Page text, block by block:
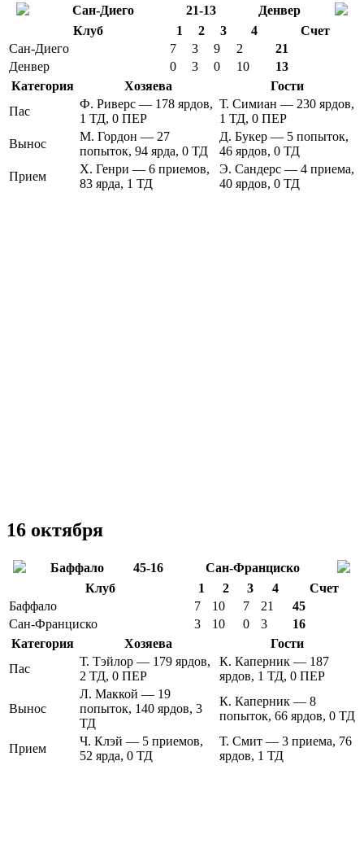
Сан-Диего 21-13
Денвер
Клуб
1 2 3 4
Счет
Сан-Диего
7 3 9 2
21
Денвер
0 3 0 10
13
Категория
Хозяева
Гости
Пас
Ф. Риверс — 178 ярдов,
1 ТД, 0 ПЕР
Т. Симиан — 230 ярдов,
1 ТД, 0 ПЕР
Вынос
М. Гордон — 27
попыток, 94 ярда, 0 ТД
Д. Букер — 5 попыток,
46 ярдов, 0 ТД
Прием
Х. Генри — 6 приемов,
83 ярда, 1 ТД
Э. Сандерс — 4 приема,
40 ярдов, 0 ТД
16 октября
Баффало 45-16
Сан-Франциско
Клуб
1 2 3 4
Счет
Баффало
7 10 7 21
45
Сан-Франциско
3 10 0 3
16
Категория
Хозяева
Гости
Пас
Т. Тэйлор — 179 ярдов,
2 ТД, 0 ПЕР
К. Каперник — 187
ярдов, 1 ТД, 0 ПЕР
Вынос
Л. Маккой — 19
попыток, 140 ярдов, 3
ТД
К. Каперник — 8
попыток, 66 ярдов, 0 ТД
Прием
Ч. Клэй — 5 приемов,
52 ярда, 0 ТД
Т. Смит — 3 приема, 76
ярдов, 1 ТД